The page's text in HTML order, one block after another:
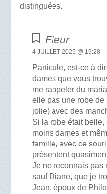
distinguées.
Fleur
4 JUILLET 2025 @ 19:28
Particule, est-ce à
dames que vous
me rappeler du
elle pas une robe de
jolie) avec des
Si la robe était belle,
moins dames et
famille, avec ce
présentent
Je ne reconnais pas
sauf Diane, que je
Jean, époux de